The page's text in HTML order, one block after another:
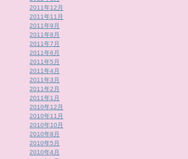
2011年12月
2011年11月
2011年9月
2011年8月
2011年7月
2011年6月
2011年5月
2011年4月
2011年3月
2011年2月
2011年1月
2010年12月
2010年11月
2010年10月
2010年8月
2010年5月
2010年4月